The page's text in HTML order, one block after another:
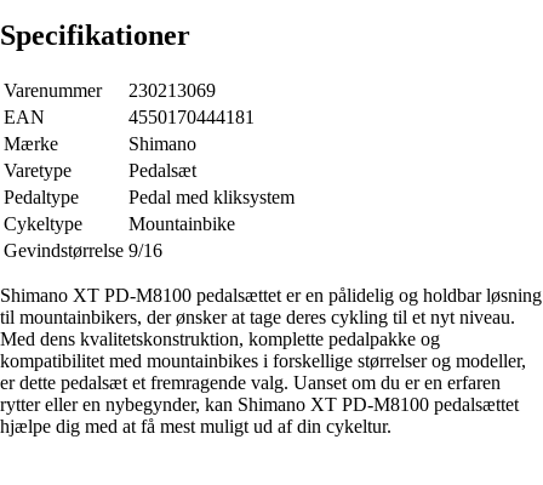
Specifikationer
Varenummer
230213069
EAN
4550170444181
Mærke
Shimano
Varetype
Pedalsæt
Pedaltype
Pedal med kliksystem
Cykeltype
Mountainbike
Gevindstørrelse 9/16
Shimano XT PD-M8100 pedalsættet er en pålidelig og holdbar løsning
til mountainbikers, der ønsker at tage deres cykling til et nyt niveau.
Med dens kvalitetskonstruktion, komplette pedalpakke og
kompatibilitet med mountainbikes i forskellige størrelser og modeller,
er dette pedalsæt et fremragende valg. Uanset om du er en erfaren
rytter eller en nybegynder, kan Shimano XT PD-M8100 pedalsættet
hjælpe dig med at få mest muligt ud af din cykeltur.